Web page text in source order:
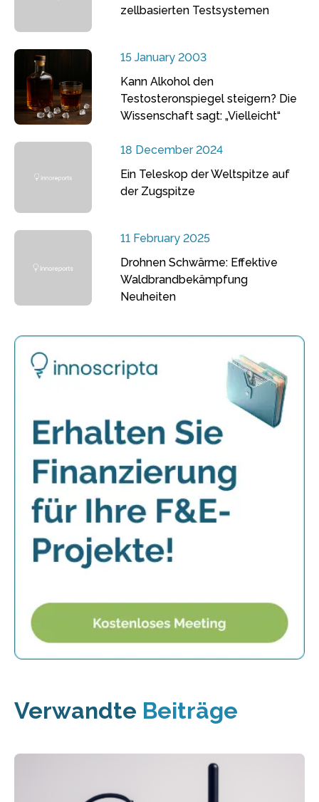
zellbasierten Testsystemen
15 January 2003
Kann Alkohol den
Testosteronspiegel steigern? Die
Wissenschaft sagt: „Vielleicht“
18 December 2024
Ein Teleskop der Weltspitze auf
der Zugspitze
11 February 2025
Drohnen Schwärme: Effektive
Waldbrandbekämpfung
Neuheiten
Verwandte Beiträge